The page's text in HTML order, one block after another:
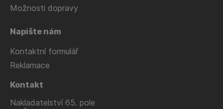
Možnosti dopravy
Napište nám
Kontaktní formulář
Reklamace
Kontakt
Nakladatelství 65. pole